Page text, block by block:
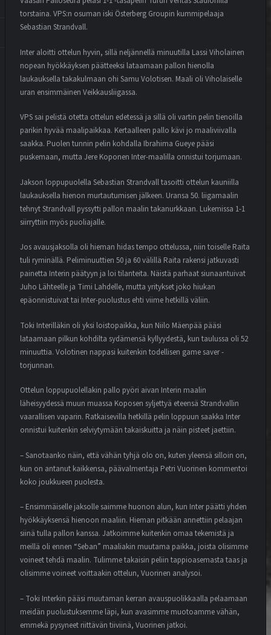
torstaina. VPS:n osuman iski Österberg Groupin kummipelaaja
Sebastian Strandvall.
Inter aloitti ottelun hyvin, sillä neljännellä minuutilla Lassi Viholainen
nopean hyökkäyksen päätteeksi lataamaan pallon hienolla
laukauksella takakulmaan ohi Samu Volotisen. Maali oli Viholaiselle
uran ensimmäinen Veikkausliigassa.
VPS sai pelistä otetta ottelun edetessä ja sillä oli vartin pelin tienoilla
parikin hyvää maalipaikkaa. Kertaalleen pallo kävi jo maaliviivalla
saakka. Puolen tunnin pelin kohdalla Ibrahima Gueye pääsi
puskemaan, mutta Jere Koponen Inter-maalilla onnistui torjumaan.
Jakson loppupuolella Sebastian Strandvall tasoitti ottelun kauniilla
laukauksella hienon murtautumisen jälkeen. Uransa 50. liigamaalin
tehnyt Strandvall pyssytti pallon maalin takanurkkaan. Lukemissa 1-1
siirryttiin myös puoliajalle.
Jos avausjaksolla oli hieman hidas tempo ottelussa, niin toiselle Raita
tuli ryminällä. Peliminuuttien 50 ja 60 välillä Raita rakensi jatkuvasti
painetta Interin päätyyn ja loi tilanteita. Näistä parhaat siunaantuivat
Juho Lähteelle ja Timi Lahdelle, mutta yritykset joko hiukan
epäonnistuivat tai Inter-puolustus ehti viime hetkillä väliin.
Toki Interilläkin oli yksi loistopaikka, kun Niilo Mäenpää pääsi
lataamaan pilkun kohdilta sydämensä kyllyydestä, kun taulussa oli 52
minuuttia. Volotinen nappasi kuitenkin todellisen game saver -
torjunnan.
Ottelun loppupuolellakin pallo pyöri aivan Interin maalin
läheisyydessä muun muassa Koposen syljettyä eteensä Strandvallin
vaarallisen vaparin. Ratkaisevilla hetkillä pelin loppuun saakka Inter
onnistui kuitenkin selviytymään takaiskuitta ja näin pisteet jaettiin.
– Sanotaanko näin, että vähän tyhjä olo on, kuten yleensä silloin on,
kun on antanut kaikkensa, päävalmentaja Petri Vuorinen kommentoi
koko joukkueen puolesta.
– Ensimmäiselle jaksolle saimme huonon alun, kun Inter päätti yhden
hyökkäyksensä hienoon maaliin. Hieman pitkään annettiin pelaajan
siinä tulla pallon kanssa. Jatkoimme kuitenkin omaa tekemistä ja
meillä oli ennen “Seban” maaliakin muutama paikka, joista olisimme
voineet tehdä maalin. Tulimme takaisin peliin tappioasemasta taas ja
olisimme voineet voittaakin ottelun, Vuorinen analysoi.
– Toki Interkin pääsi muutaman kerran avauspuolikkaalla pelaamaan
meidän puolustuksemme läpi, kun avasimme muotoamme vähän,
emmekä pysyneet riittävän tiiviinä, Vuorinen jatkoi.